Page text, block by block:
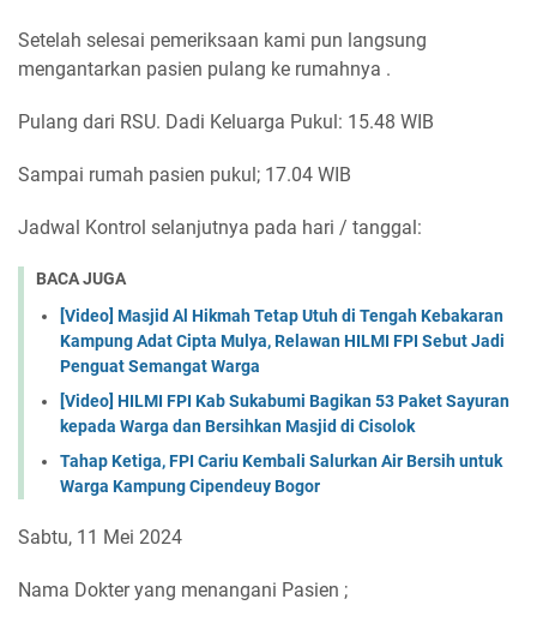
Setelah selesai pemeriksaan kami pun langsung
mengantarkan pasien pulang ke rumahnya .
Pulang dari RSU. Dadi Keluarga Pukul: 15.48 WIB
Sampai rumah pasien pukul; 17.04 WIB
Jadwal Kontrol selanjutnya pada hari / tanggal:
BACA JUGA
[Video] Masjid Al Hikmah Tetap Utuh di Tengah Kebakaran
Kampung Adat Cipta Mulya, Relawan HILMI FPI Sebut Jadi
Penguat Semangat Warga
[Video] HILMI FPI Kab Sukabumi Bagikan 53 Paket Sayuran
kepada Warga dan Bersihkan Masjid di Cisolok
Tahap Ketiga, FPI Cariu Kembali Salurkan Air Bersih untuk
Warga Kampung Cipendeuy Bogor
Sabtu, 11 Mei 2024
Nama Dokter yang menangani Pasien ;